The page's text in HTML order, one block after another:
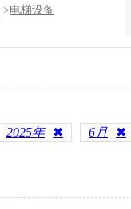
>电梯设备
2025年 ✖ 6月 ✖